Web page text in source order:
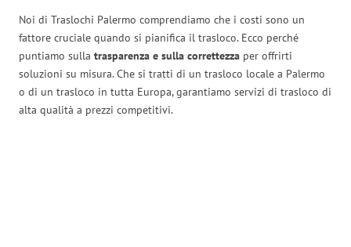
Noi di Traslochi Palermo comprendiamo che i costi sono un
fattore cruciale quando si pianifica il trasloco. Ecco perché
puntiamo sulla trasparenza e sulla correttezza per offrirti
soluzioni su misura. Che si tratti di un trasloco locale a Palermo
o di un trasloco in tutta Europa, garantiamo servizi di trasloco di
alta qualità a prezzi competitivi.